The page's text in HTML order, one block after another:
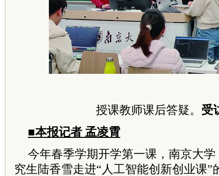
授课教师课后答疑。 受
■本报记者 孟凌霄
今年春季学期开学第一课，南京大
究生陆香雪走进“人工智能创新创业课”